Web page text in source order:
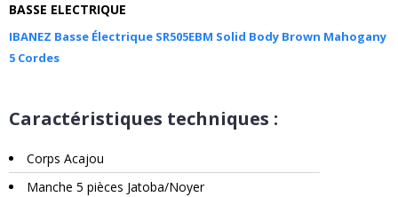
BASSE ELECTRIQUE
IBANEZ Basse Électrique SR505EBM Solid Body Brown Mahogany
5 Cordes
Caractéristiques techniques :
Corps Acajou
Manche 5 pièces Jatoba/Noyer